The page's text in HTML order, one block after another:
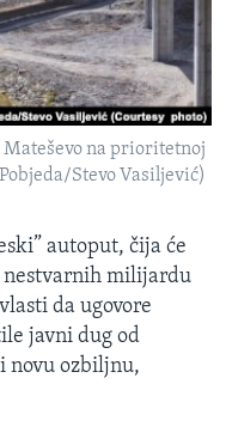
na prioritetnoj
Stevo Vasiljević)
autoput, čija će
nestvarnih milijardu
da ugovore
javni dug od
novu ozbiljnu,